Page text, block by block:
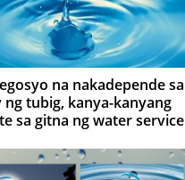
na nakadepende sa
ng tubig, kanya-kanyang
sa gitna ng water service